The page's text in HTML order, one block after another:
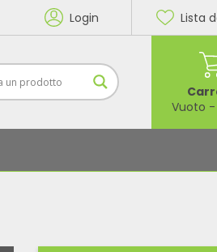
Login Lista
Vuoto -